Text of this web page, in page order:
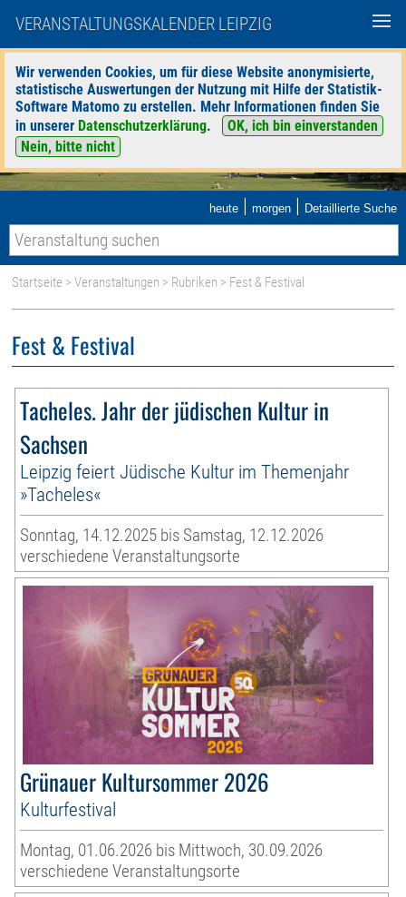
VERANSTALTUNGSKALENDER LEIPZIG
Wir verwenden Cookies, um für diese Website anonymisierte,
statistische Auswertungen der Nutzung mit Hilfe der Statistik-
Software Matomo zu erstellen. Mehr Informationen finden Sie
in unserer Datenschutzerklärung.
OK, ich bin einverstanden
Nein, bitte nicht
heute | morgen | Detaillierte Suche
Startseite >Veranstaltungen > Rubriken > Fest & Festival
Fest & Festival
Tacheles. Jahr der jüdischen Kultur in
Sachsen
Leipzig feiert Jüdische Kultur im Themenjahr
»Tacheles«
Sonntag, 14.12.2025 bis Samstag, 12.12.2026
verschiedene Veranstaltungsorte
Grünauer Kultursommer 2026
Kulturfestival
Montag, 01.06.2026 bis Mittwoch, 30.09.2026
verschiedene Veranstaltungsorte